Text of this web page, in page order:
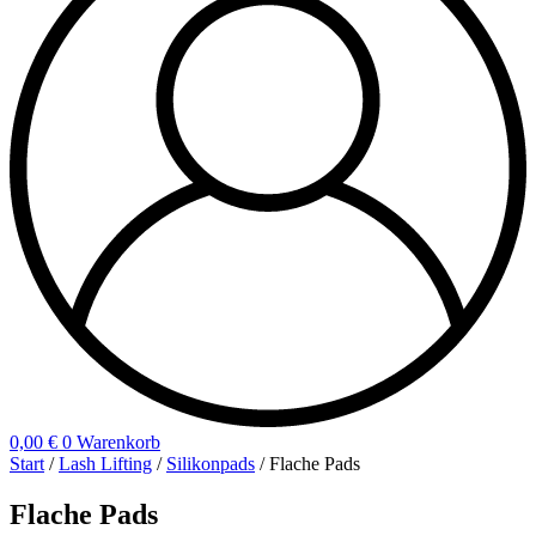
0,00 € 0 Warenkorb
Start /Lash Lifting / Silikonpads / Flache Pads
Flache Pads